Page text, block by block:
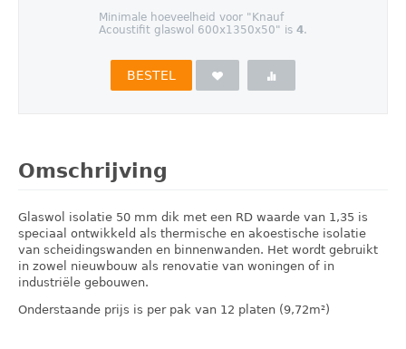
Minimale hoeveelheid voor "Knauf
Acoustifit glaswol 600x1350x50" is 4.
BESTEL
Omschrijving
Glaswol isolatie 50 mm dik met een RD waarde van 1,35 is
speciaal ontwikkeld als thermische en akoestische isolatie
van scheidingswanden en binnenwanden. Het wordt gebruikt
in zowel nieuwbouw als renovatie van woningen of in
industriële gebouwen.
Onderstaande prijs is per pak van 12 platen (9,72m²)